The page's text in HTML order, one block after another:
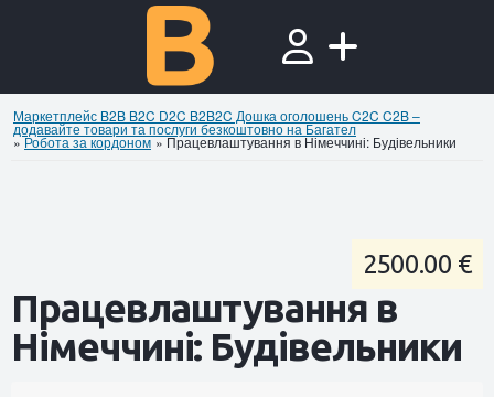
Маркетплейс B2B B2C D2C B2B2C Дошка оголошень C2C C2B –
додавайте товари та послуги безкоштовно на Багател
»Робота за кордоном »Працевлаштування в Німеччині: Будівельники
2500.00 €
Працевлаштування в
Німеччині: Будівельники